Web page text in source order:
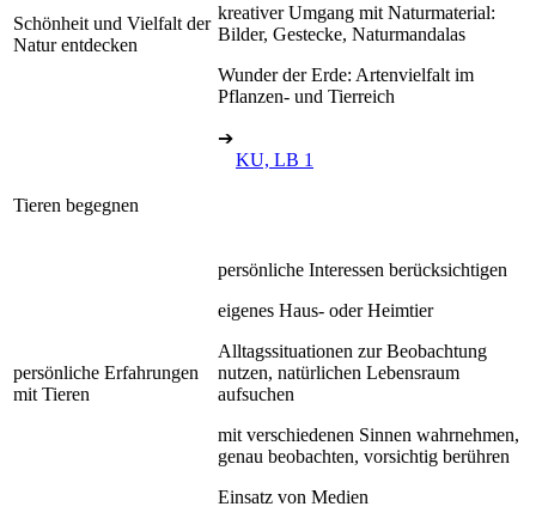
Schönheit und Vielfalt der
Natur entdecken
kreativer Umgang mit Naturmaterial:
Bilder, Gestecke, Naturmandalas
Wunder der Erde: Artenvielfalt im
Pflanzen- und Tierreich
➔
KU, LB 1
Tieren begegnen
persönliche Erfahrungen
mit Tieren
persönliche Interessen berücksichtigen
eigenes Haus- oder Heimtier
Alltagssituationen zur Beobachtung
nutzen, natürlichen Lebensraum
aufsuchen
mit verschiedenen Sinnen wahrnehmen,
genau beobachten, vorsichtig berühren
Einsatz von Medien